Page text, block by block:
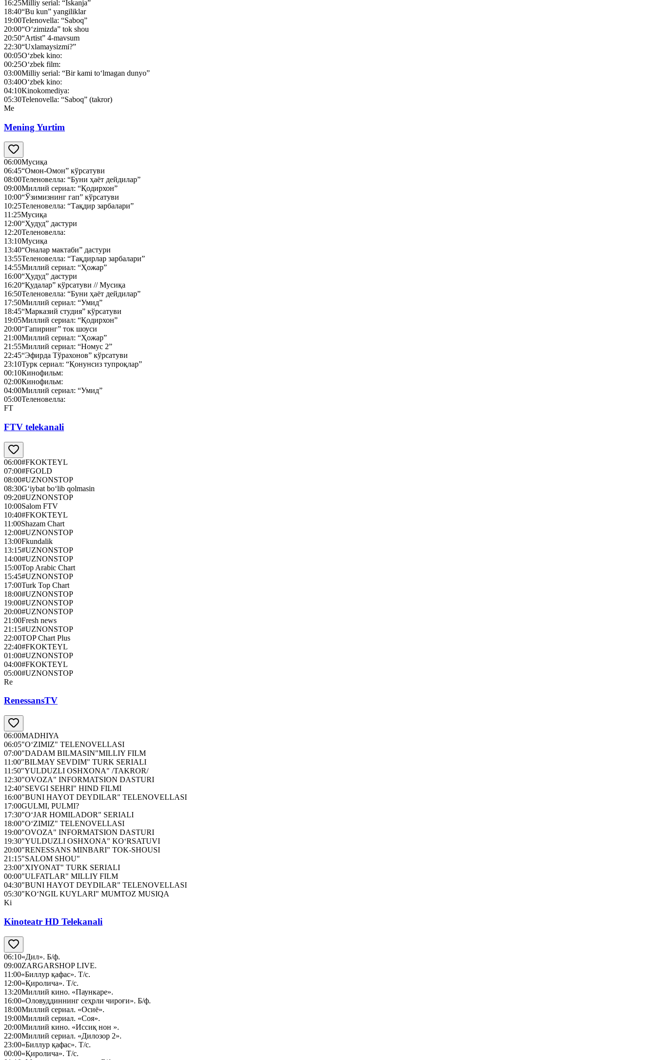
16:25Milliy serial: “Iskanja”
18:40“Bu kun” yangiliklar
19:00Telenovella: “Saboq”
20:00“O‘zimizda” tok shou
20:50“Artist” 4-mavsum
22:30“Uxlamaysizmi?”
00:05O‘zbek kino:
00:25O‘zbek film:
03:00Milliy serial: “Bir kami to‘lmagan dunyo”
03:40O‘zbek kino:
04:10Kinokomediya:
05:30Telenovella: “Saboq” (takror)
Me
Mening Yurtim
06:00Мусиқа
06:45“Омон-Омон” кўрсатуви
08:00Теленовелла: “Буни ҳаёт дейдилар”
09:00Миллий сериал: “Қодирхон”
10:00“Ўзимизнинг гап” кўрсатуви
10:25Теленовелла: “Тақдир зарбалари”
11:25Мусиқа
12:00“Ҳудуд” дастури
12:20Теленовелла:
13:10Мусиқа
13:40“Оналар мактаби” дастури
13:55Теленовелла: “Тақдирлар зарбалари”
14:55Миллий сериал: “Ҳожар”
16:00“Ҳудуд” дастури
16:20“Қудалар” кўрсатуви // Мусиқа
16:50Теленовелла: “Буни ҳаёт дейдилар”
17:50Миллий сериал: “Умид”
18:45“Марказий студия” кўрсатуви
19:05Миллий сериал: “Қодирхон”
20:00“Гапиринг” ток шоуси
21:00Миллий сериал: “Ҳожар”
21:55Миллий сериал: “Номус 2”
22:45“Эфирда Тўрахонов” кўрсатуви
23:10Турк сериал: “Қонунсиз тупроқлар”
00:10Кинофильм:
02:00Кинофильм:
04:00Миллий сериал: “Умид”
05:00Теленовелла:
FT
FTV telekanali
06:00#FKOKTEYL
07:00#FGOLD
08:00#UZNONSTOP
08:30G‘iybat bo‘lib qolmasin
09:20#UZNONSTOP
10:00Salom FTV
10:40#FKOKTEYL
11:00Shazam Chart
12:00#UZNONSTOP
13:00Fkundalik
13:15#UZNONSTOP
14:00#UZNONSTOP
15:00Top Arabic Chart
15:45#UZNONSTOP
17:00Turk Top Chart
18:00#UZNONSTOP
19:00#UZNONSTOP
20:00#UZNONSTOP
21:00Fresh news
21:15#UZNONSTOP
22:00TOP Chart Plus
22:40#FKOKTEYL
01:00#UZNONSTOP
04:00#FKOKTEYL
05:00#UZNONSTOP
Re
RenessansTV
06:00MADHIYA
06:05"O‘ZIMIZ" TELENOVELLASI
07:00"DADAM BILMASIN"MILLIY FILM
11:00"BILMAY SEVDIM" TURK SERIALI
11:50"YULDUZLI OSHXONA" /TAKROR/
12:30"OVOZA" INFORMATSION DASTURI
12:40"SEVGI SEHRI" HIND FILMI
16:00"BUNI HAYOT DEYDILAR" TELENOVELLASI
17:00GULMI, PULMI?
17:30"O‘JAR HOMILADOR" SERIALI
18:00"O‘ZIMIZ" TELENOVELLASI
19:00"OVOZA" INFORMATSION DASTURI
19:30"YULDUZLI OSHXONA" KO‘RSATUVI
20:00"RENESSANS MINBARI" TOK-SHOUSI
21:15"SALOM SHOU"
23:00"XIYONAT" TURK SERIALI
00:00"ULFATLAR" MILLIY FILM
04:30"BUNI HAYOT DEYDILAR" TELENOVELLASI
05:30"KO‘NGIL KUYLARI" MUMTOZ MUSIQA
Ki
Kinoteatr HD Telekanali
06:10«Дил». Б/ф.
09:00ZARGARSHOP LIVE.
11:00«Биллур қафас». Т/с.
12:00«Қиролича». Т/с.
13:20Миллий кино. «Паункаре».
16:00«Оловуддиннинг сеҳрли чироғи». Б/ф.
18:00Миллий сериал. «Осиё».
19:00Миллий сериал. «Соя».
20:00Миллий кино. «Иссиқ нон ».
22:00Миллий сериал. «Дилозор 2».
23:00«Биллур қафас». Т/с.
00:00«Қиролича». Т/с.